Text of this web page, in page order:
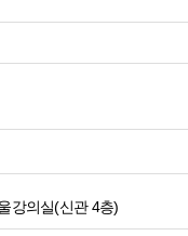
강의실(신관 4층)